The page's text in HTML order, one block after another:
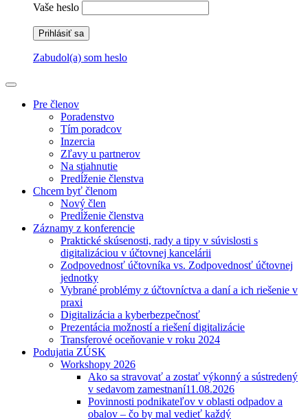
Vaše heslo
Zabudol(a) som heslo
Pre členov
Poradenstvo
Tím poradcov
Inzercia
Zľavy u partnerov
Na stiahnutie
Predĺženie členstva
Chcem byť členom
Nový člen
Predĺženie členstva
Záznamy z konferencie
Praktické skúsenosti, rady a tipy v súvislosti s
digitalizáciou v účtovnej kancelárii
Zodpovednosť účtovníka vs. Zodpovednosť účtovnej
jednotky
Vybrané problémy z účtovníctva a daní a ich riešenie v
praxi
Digitalizácia a kyberbezpečnosť
Prezentácia možností a riešení digitalizácie
Transferové oceňovanie v roku 2024
Podujatia ZÚSK
Workshopy 2026
Ako sa stravovať a zostať výkonný a sústredený
v sedavom zamestnaní11.08.2026
Povinnosti podnikateľov v oblasti odpadov a
obalov – čo by mal vedieť každý